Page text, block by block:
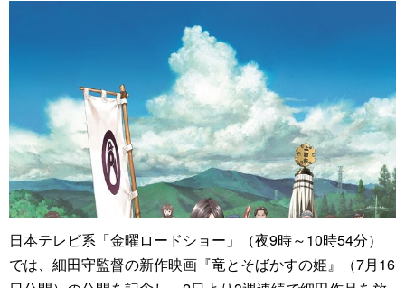
日本テレビ系「金曜ロードショー」（夜9時～10時54分）
では、細田守監督の新作映画『竜とそばかすの姫』（7月16